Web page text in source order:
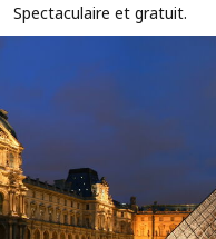
Spectaculaire et gratuit.